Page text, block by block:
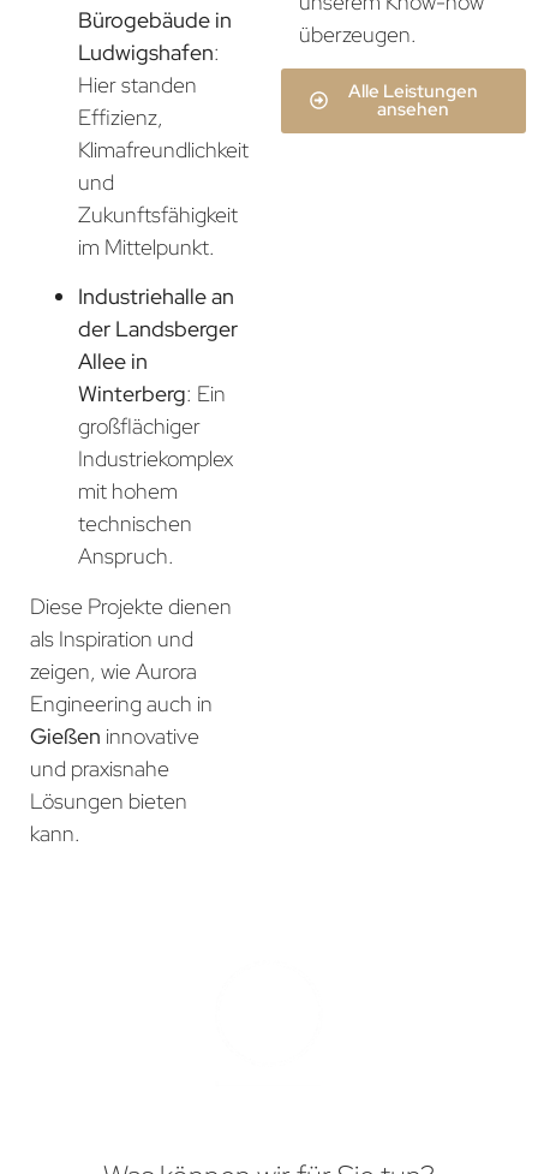
Bürogebäude in
Ludwigshafen:
Hier standen
Effizienz,
Klimafreundlichkeit
und
Zukunftsfähigkeit
im Mittelpunkt.
Industriehalle an
der Landsberger
Allee in
Winterberg: Ein
großflächiger
Industriekomplex
mit hohem
technischen
Anspruch.
Diese Projekte dienen
als Inspiration und
zeigen, wie Aurora
Engineering auch in
Gießen innovative
und praxisnahe
Lösungen bieten
kann.
überzeugen.
Alle Leistungen
ansehen